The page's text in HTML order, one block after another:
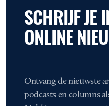
SCHRIJF JE
ONLINE
Ontvang de nieuwste
podcasts en columns